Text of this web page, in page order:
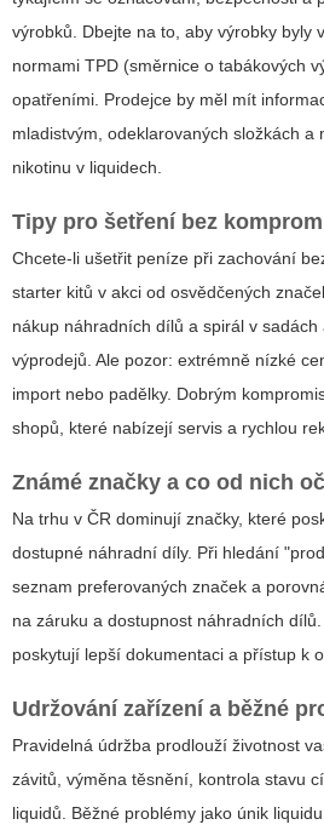
výrobků. Dbejte na to, aby výrobky byly
normami TPD (směrnice o tabákových
opatřeními. Prodejce by měl mít
mladistvým, odeklarovaných složkách a
nikotinu v liquidech.
Tipy pro šetření bez
Chcete-li ušetřit peníze při zachování
starter kitů v akci od osvědčených
nákup náhradních dílů a spirál v
výprodejů. Ale pozor: extrémně nízké
import nebo padělky. Dobrým
shopů, které nabízejí servis a rychlou
Známé značky a co od nich
Na trhu v ČR dominují značky, které
dostupné náhradní díly. Při hledání
seznam preferovaných značek a
na záruku a dostupnost náhradních
poskytují lepší dokumentaci a přístup k
Udržování zařízení a běžné
Pravidelná údržba prodlouží životnost
závitů, výměna těsnění, kontrola stavu
liquidů. Běžné problémy jako únik